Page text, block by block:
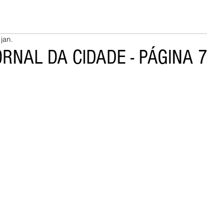
DA CIDADE - PÁGINA 7